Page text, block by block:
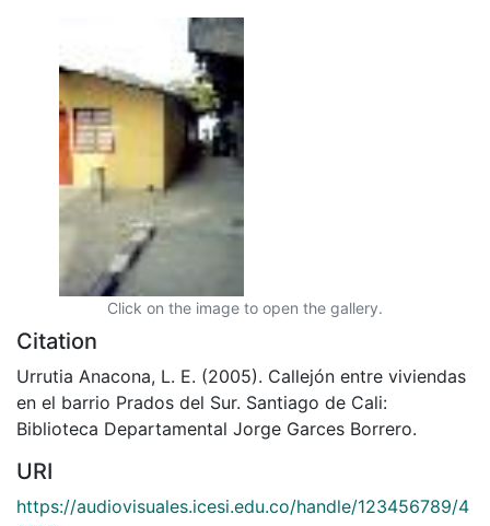
Click on the image to open the gallery.
Citation
Urrutia Anacona, L. E. (2005). Callejón entre viviendas
en el barrio Prados del Sur. Santiago de Cali:
Biblioteca Departamental Jorge Garces Borrero.
URI
https://audiovisuales.icesi.edu.co/handle/123456789/4